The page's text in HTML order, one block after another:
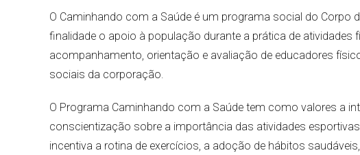
O Caminhando com a Saúde é um programa social do Corpo
finalidade o apoio à população durante a prática de
acompanhamento, orientação e avaliação de educadores
sociais da corporação.
O Programa Caminhando com a Saúde tem como valores a
conscientização sobre a importância das atividades
incentiva a rotina de exercícios, a adoção de hábitos